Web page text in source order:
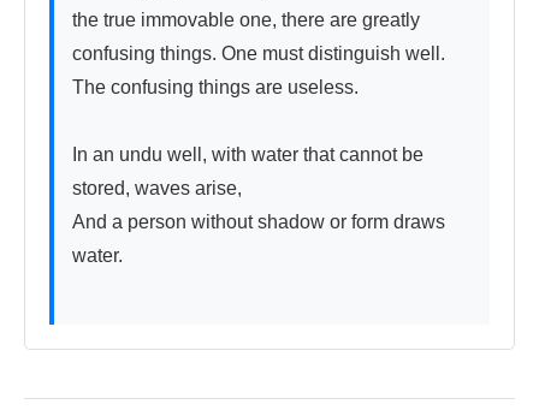
the true immovable one, there are greatly
confusing things. One must distinguish well.
The confusing things are useless.
In an undu well, with water that cannot be
stored, waves arise,
And a person without shadow or form draws
water.